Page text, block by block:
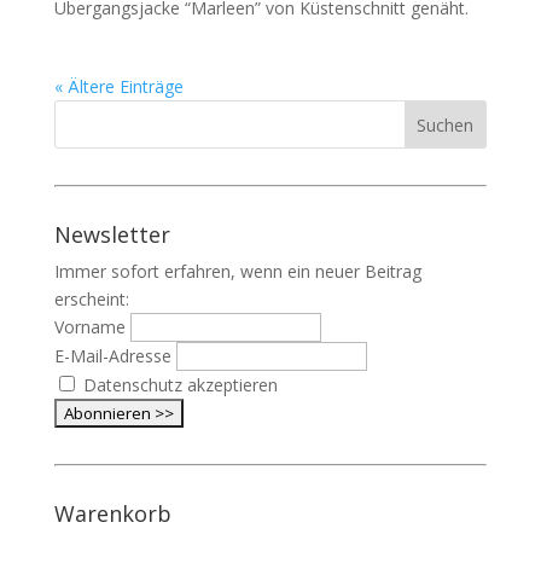
Übergangsjacke “Marleen” von Küstenschnitt genäht.
« Ältere Einträge
Newsletter
Immer sofort erfahren, wenn ein neuer Beitrag
erscheint:
Vorname
E-Mail-Adresse
Datenschutz akzeptieren
Warenkorb